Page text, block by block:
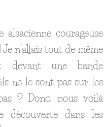
courageuse
n’allais tout de même
devant une bande
ne le sont pas sur les
? Donc, nous voilà
découverte dans les